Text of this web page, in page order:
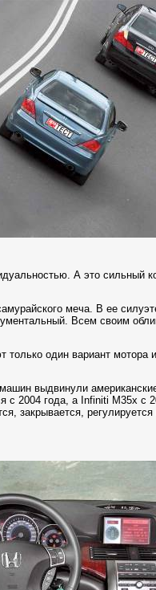
А это сильный
меча. В ее
Всем своим
один вариант мотора
выдвинули
с 2004 года, а Infiniti М35х с
закрывается,